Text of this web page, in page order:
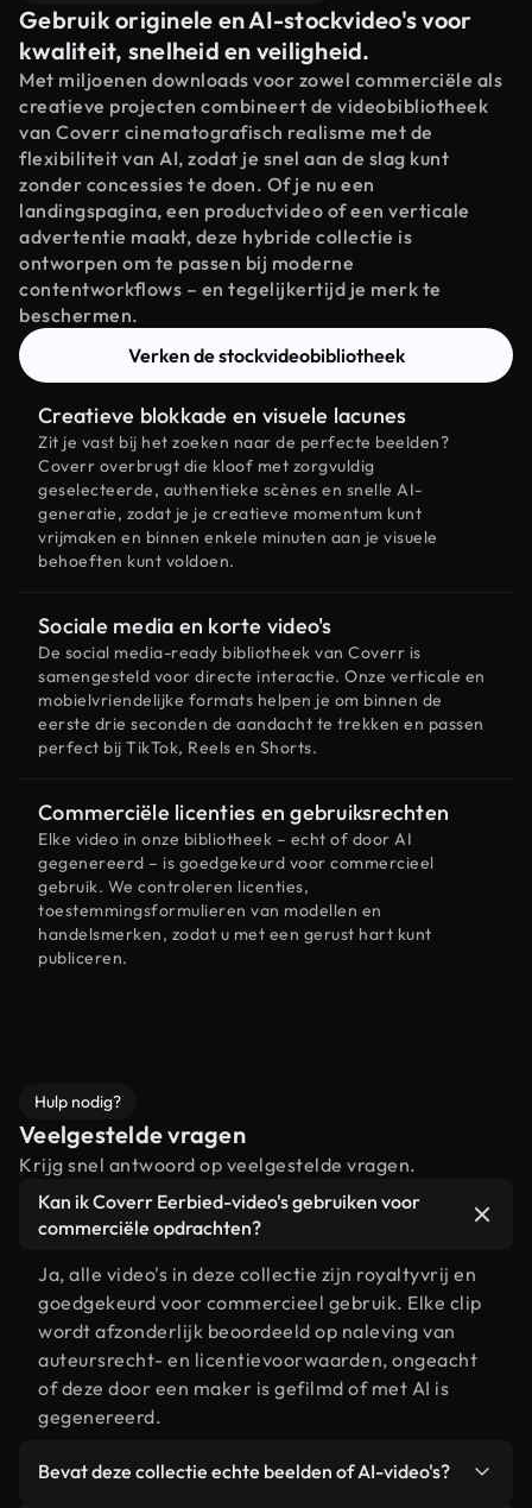
Gebruik originele en AI-stockvideo's voor
kwaliteit, snelheid en veiligheid.
Met miljoenen downloads voor zowel commerciële als
creatieve projecten combineert de videobibliotheek
van Coverr cinematografisch realisme met de
flexibiliteit van AI, zodat je snel aan de slag kunt
zonder concessies te doen. Of je nu een
landingspagina, een productvideo of een verticale
advertentie maakt, deze hybride collectie is
ontworpen om te passen bij moderne
contentworkflows – en tegelijkertijd je merk te
beschermen.
Verken de stockvideobibliotheek
Creatieve blokkade en visuele lacunes
Zit je vast bij het zoeken naar de perfecte beelden?
Coverr overbrugt die kloof met zorgvuldig
geselecteerde, authentieke scènes en snelle AI-
generatie, zodat je je creatieve momentum kunt
vrijmaken en binnen enkele minuten aan je visuele
behoeften kunt voldoen.
Sociale media en korte video's
De social media-ready bibliotheek van Coverr is
samengesteld voor directe interactie. Onze verticale en
mobielvriendelijke formats helpen je om binnen de
eerste drie seconden de aandacht te trekken en passen
perfect bij TikTok, Reels en Shorts.
Commerciële licenties en gebruiksrechten
Elke video in onze bibliotheek – echt of door AI
gegenereerd – is goedgekeurd voor commercieel
gebruik. We controleren licenties,
toestemmingsformulieren van modellen en
handelsmerken, zodat u met een gerust hart kunt
publiceren.
Hulp nodig?
Veelgestelde vragen
Krijg snel antwoord op veelgestelde vragen.
Kan ik Coverr Eerbied-video's gebruiken voor
commerciële opdrachten?
Ja, alle video's in deze collectie zijn royaltyvrij en
goedgekeurd voor commercieel gebruik. Elke clip
wordt afzonderlijk beoordeeld op naleving van
auteursrecht- en licentievoorwaarden, ongeacht
of deze door een maker is gefilmd of met AI is
gegenereerd.
Bevat deze collectie echte beelden of AI-video's?